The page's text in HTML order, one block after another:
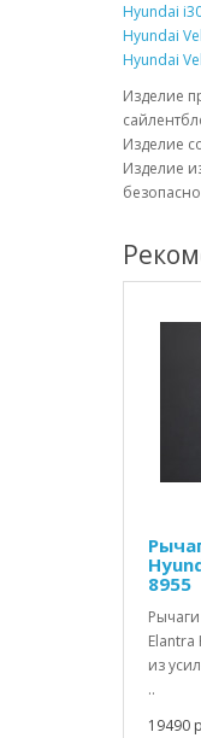
Hyundai
Hyundai
Hyundai
Изделие
Изделие
Изделие
8955
из
..
19490